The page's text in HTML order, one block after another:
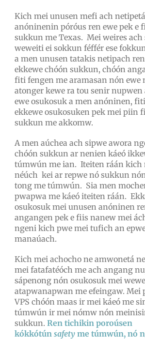
Kich mei unusen mefi ach
anóninenin póróus ren ewe pek e
sukkun me Texas. Mei weires
weweiti ei sokkun féffér ese
a men unusen tatakis netipach
ekkewe chóón sukkun, chóón
fiti fengen me aramasan nón ewe
atonger kewe ra tou senir
ewe osukosuk a men anóninen,
ekkewe osukosuken pek mei piin
sukkun me akkomw.
A men aúchea ach sipwe awora
chóón sukkun ar nenien káeó
túmwún me ian. Iteiten ráán kich
néúch kei ar repwe nó sukkun
tong me túmwún. Sia men
pwapwa me káeó iteiten ráán.
osukosuk mei unusen anóninen
angangen pek e fiis nanew mei
ngeni kich pwe mei tufich an
manaúach.
Kich mei achocho ne amwonetá
mei fatafatéóch me ach angang
sápenong nón osukosuk mei
atapwanapwan me efeingaw. Mei
VPS chóón maas ir mei káeó me
túmwún ir mei nómw nón
sukkun. Ren tichikin poroúsen
kókkótún safety me túmwún, nó